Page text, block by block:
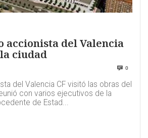
accionista del Valencia
ciudad
0
del Valencia CF visitó las obras del
con varios ejecutivos de la
de Estad...